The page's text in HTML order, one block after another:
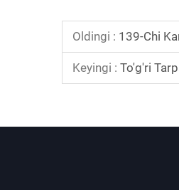
Oldingi : 139-Chi
Keyingi : To'g'ri